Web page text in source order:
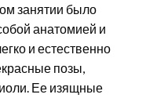
занятии было
анатомией и
и естественно
позы,
Ее изящные